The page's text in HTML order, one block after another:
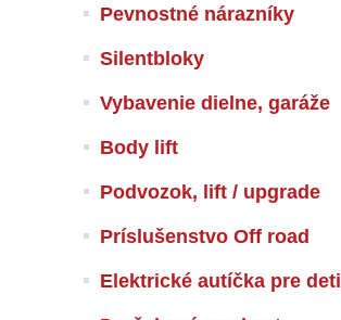
Pevnostné nárazníky
Silentbloky
Vybavenie dielne, garáže
Body lift
Podvozok, lift / upgrade
Príslušenstvo Off road
Elektrické autíčka pre deti